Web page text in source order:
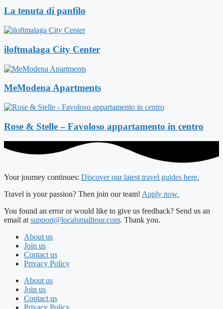
La tenuta di panfilo
iloftmalaga City Center
MeModena Apartments
Rose & Stelle – Favoloso appartamento in centro
Your journey continues: Discover our latest travel guides here.
Travel is your passion? Then join our team! Apply now.
You found an error or would like to give us feedback? Send us an
email at support@localsmalltour.com. Thank you.
About us
Join us
Contact us
Privacy Policy
About us
Join us
Contact us
Privacy Policy